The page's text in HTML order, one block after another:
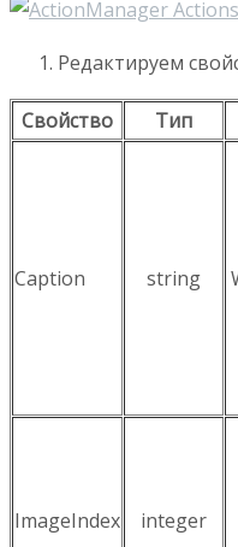
Редактируем
Свойство Тип
Caption string
ImageIndex integer